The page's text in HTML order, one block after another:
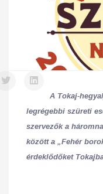
A Tokaj-
legrégebbi szüreti
szervezők a
között a „Fehér
érdeklődőket